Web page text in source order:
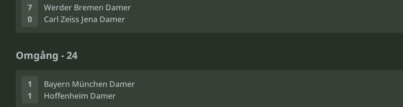
7
0
Werder Bremen Damer
Carl Zeiss Jena Damer
Omgång - 24
1
1
Bayern München Damer
Hoffenheim Damer